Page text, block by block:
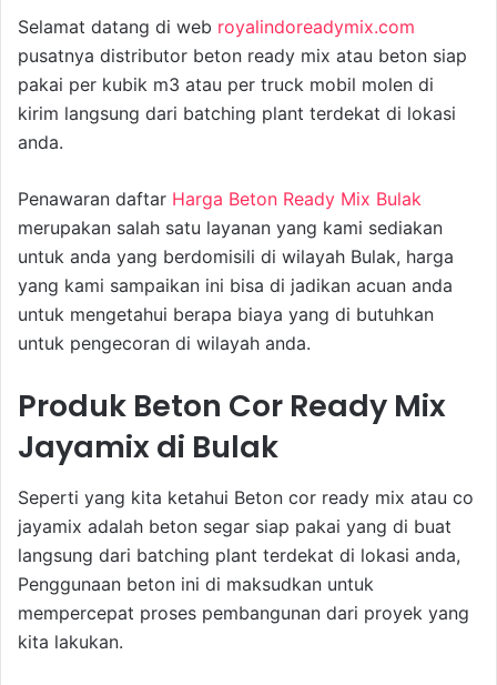
Selamat datang di web royalindoreadymix.com
pusatnya distributor beton ready mix atau beton siap
pakai per kubik m3 atau per truck mobil molen di
kirim langsung dari batching plant terdekat di lokasi
anda.
Penawaran daftar Harga Beton Ready Mix Bulak
merupakan salah satu layanan yang kami sediakan
untuk anda yang berdomisili di wilayah Bulak, harga
yang kami sampaikan ini bisa di jadikan acuan anda
untuk mengetahui berapa biaya yang di butuhkan
untuk pengecoran di wilayah anda.
Produk Beton Cor Ready Mix
Jayamix di Bulak
Seperti yang kita ketahui Beton cor ready mix atau co
jayamix adalah beton segar siap pakai yang di buat
langsung dari batching plant terdekat di lokasi anda,
Penggunaan beton ini di maksudkan untuk
mempercepat proses pembangunan dari proyek yang
kita lakukan.